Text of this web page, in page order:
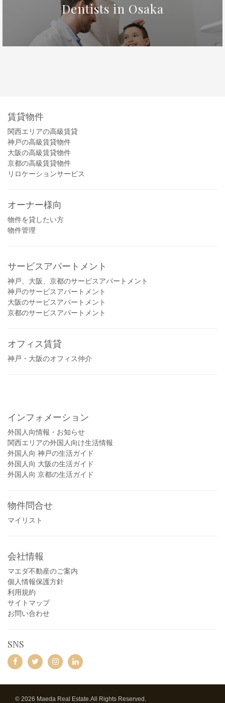
Dentists in Osaka
賃貸物件
関西エリアの高級賃貸
神戸の高級賃貸物件
大阪の高級賃貸物件
京都の高級賃貸物件
リロケーションサービス
オーナー様向
物件を貸したい方
物件管理
サービスアパートメント
神戸、大阪、京都のサービスアパートメント
神戸のサービスアパートメント
大阪のサービスアパートメント
京都のサービスアパートメント
オフィス賃貸
神戸・大阪のオフィス仲介
インフォメーション
外国人向情報・お知らせ
関西エリアの外国人向け生活情報
外国人向 神戸の生活ガイド
外国人向 大阪の生活ガイド
外国人向 京都の生活ガイド
物件問合せ
マイリスト
会社情報
マエダ不動産のご案内
個人情報保護方針
利用規約
サイトマップ
お問い合わせ
SNS
© 2026 Maeda Real Estate.All Rights Reserved.